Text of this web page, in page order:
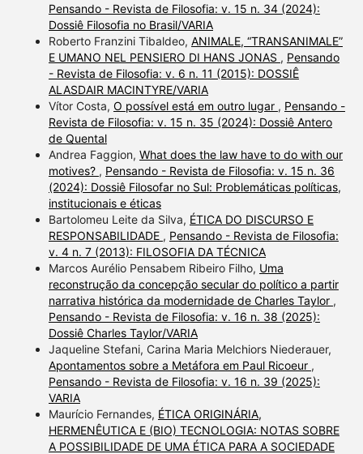
Pensando - Revista de Filosofia: v. 15 n. 34 (2024):
Dossiê Filosofia no Brasil/VARIA
Roberto Franzini Tibaldeo, ANIMALE, “TRANSANIMALE”
E UMANO NEL PENSIERO DI HANS JONAS , Pensando
- Revista de Filosofia: v. 6 n. 11 (2015): DOSSIÊ
ALASDAIR MACINTYRE/VARIA
Vítor Costa, O possível está em outro lugar , Pensando -
Revista de Filosofia: v. 15 n. 35 (2024): Dossiê Antero
de Quental
Andrea Faggion, What does the law have to do with our
motives? , Pensando - Revista de Filosofia: v. 15 n. 36
(2024): Dossiê Filosofar no Sul: Problemáticas políticas,
institucionais e éticas
Bartolomeu Leite da Silva, ÉTICA DO DISCURSO E
RESPONSABILIDADE , Pensando - Revista de Filosofia:
v. 4 n. 7 (2013): FILOSOFIA DA TÉCNICA
Marcos Aurélio Pensabem Ribeiro Filho, Uma
reconstrução da concepção secular do político a partir
narrativa histórica da modernidade de Charles Taylor ,
Pensando - Revista de Filosofia: v. 16 n. 38 (2025):
Dossiê Charles Taylor/VARIA
Jaqueline Stefani, Carina Maria Melchiors Niederauer,
Apontamentos sobre a Metáfora em Paul Ricoeur ,
Pensando - Revista de Filosofia: v. 16 n. 39 (2025):
VARIA
Maurício Fernandes, ÉTICA ORIGINÁRIA,
HERMENÊUTICA E (BIO) TECNOLOGIA: NOTAS SOBRE
A POSSIBILIDADE DE UMA ÉTICA PARA A SOCIEDADE